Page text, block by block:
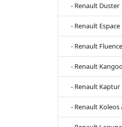
- Renault Duster
- Renault Espace
- Renault Fluence
- Renault
- Renault Kaptur
- Renault